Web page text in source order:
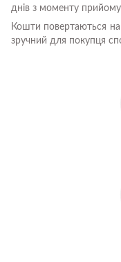
днів з моменту
Кошти повертаються на
зручний для покупця